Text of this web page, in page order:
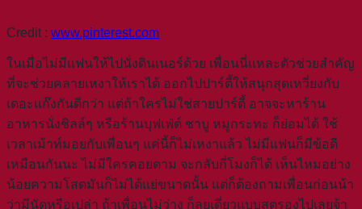
Credit : www.pinterest.com
ในเมื่อไม่มีแฟนให้ไปนั่งดินเนอร์ด้วย เพื่อนนี่แหละตัวช่วยสำคัญ
ที่จะช่วยคลายเหงาให้เราได้ ออกไปปาร์ตี้ให้สนุกสุดเหวี่ยงกับ
เดอะแก๊งกันดีกว่า แต่ถ้าใครไม่ใช่สายปาร์ตี้ อาจจะหาร้าน
อาหารนั่งชิลล์ๆ หรือร้านบุฟเฟ่ต์ ชาบู หมูกระทะ ก็ย่อมได้ ใช้
เวลาเม้าท์มอยกับเพื่อนๆ แค่นี้ก็ไม่เหงาแล้ว ไม่มีแฟนก็มีข้อดี
เหมือนกันนะ ไม่มีใครคอยตาม จะกลับกี่โมงก็ได้ เห็นไหมอย่าง
น้อยความโสดมันก็ไม่ได้แย่ขนาดนั้น แต่ก็ต้องถามเพื่อนก่อนน้า
ว่ามีนัดหรือเปล่า ถ้าเพื่อนไม่ว่าง ก็ลุยเดี่ยวแบบสตรองไปเลยจ้า